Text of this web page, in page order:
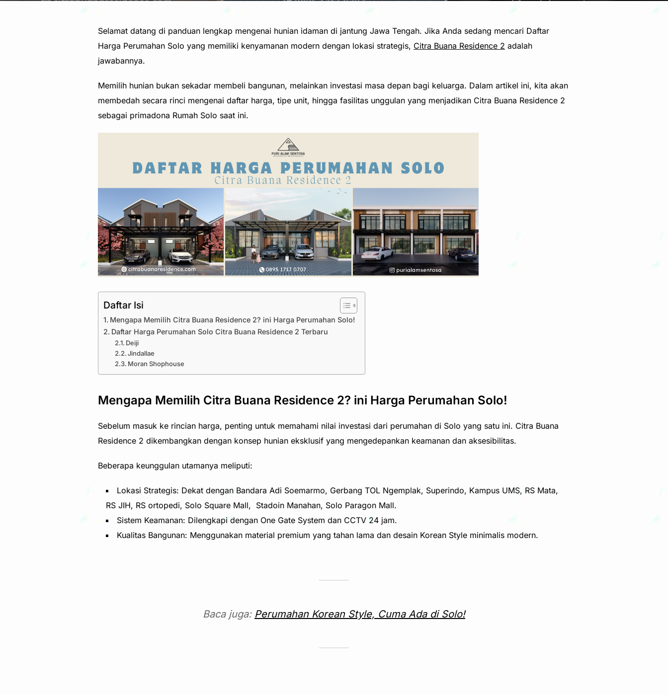
Selamat datang di panduan lengkap mengenai hunian idaman di jantung Jawa Tengah. Jika Anda sedang mencari Daftar
Harga Perumahan Solo yang memiliki kenyamanan modern dengan lokasi strategis, Citra Buana Residence 2 adalah
jawabannya.
Memilih hunian bukan sekadar membeli bangunan, melainkan investasi masa depan bagi keluarga. Dalam artikel ini, kita akan
membedah secara rinci mengenai daftar harga, tipe unit, hingga fasilitas unggulan yang menjadikan Citra Buana Residence 2
sebagai primadona Rumah Solo saat ini.
Daftar Isi
Mengapa Memilih Citra Buana Residence 2? ini Harga Perumahan Solo!
Daftar Harga Perumahan Solo Citra Buana Residence 2 Terbaru
Deiji
Jindallae
Moran Shophouse
Mengapa Memilih Citra Buana Residence 2? ini Harga Perumahan Solo!
Sebelum masuk ke rincian harga, penting untuk memahami nilai investasi dari perumahan di Solo yang satu ini. Citra Buana
Residence 2 dikembangkan dengan konsep hunian eksklusif yang mengedepankan keamanan dan aksesibilitas.
Beberapa keunggulan utamanya meliputi:
Lokasi Strategis: Dekat dengan Bandara Adi Soemarmo, Gerbang TOL Ngemplak, Superindo, Kampus UMS, RS Mata,
RS JIH, RS ortopedi, Solo Square Mall, Stadoin Manahan, Solo Paragon Mall.
Sistem Keamanan: Dilengkapi dengan One Gate System dan CCTV 24 jam.
Kualitas Bangunan: Menggunakan material premium yang tahan lama dan desain Korean Style minimalis modern.
Baca juga: Perumahan Korean Style, Cuma Ada di Solo!